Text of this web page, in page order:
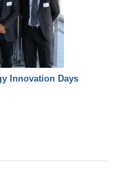
Innovation Days